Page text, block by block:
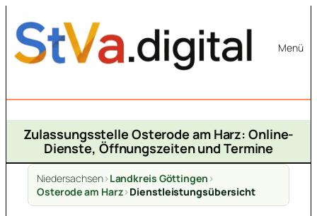
Inhalt
springen
Menü
Zulassungsstelle Osterode am Harz: Online-
Dienste, Öffnungszeiten und Termine
Niedersachsen>Landkreis Göttingen >
Osterode am Harz>Dienstleistungsübersicht